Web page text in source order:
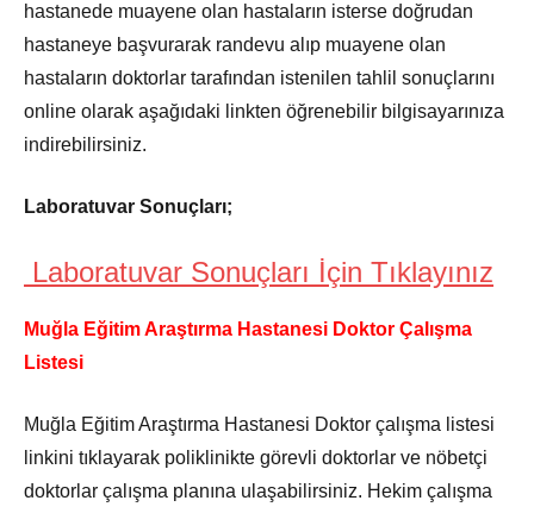
hastanede muayene olan hastaların isterse doğrudan
hastaneye başvurarak randevu alıp muayene olan
hastaların doktorlar tarafından istenilen tahlil sonuçlarını
online olarak aşağıdaki linkten öğrenebilir bilgisayarınıza
indirebilirsiniz.
Laboratuvar Sonuçları;
Laboratuvar Sonuçları İçin Tıklayınız
Muğla Eğitim Araştırma Hastanesi Doktor Çalışma
Listesi
Muğla Eğitim Araştırma Hastanesi Doktor çalışma listesi
linkini tıklayarak poliklinikte görevli doktorlar ve nöbetçi
doktorlar çalışma planına ulaşabilirsiniz. Hekim çalışma